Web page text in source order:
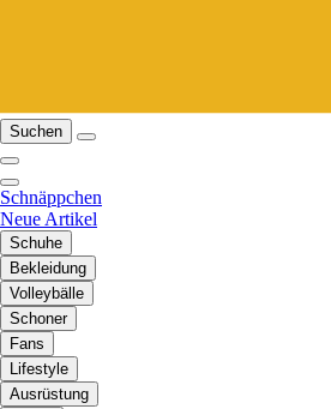
Suchen
Schnäppchen
Neue Artikel
Schuhe
Bekleidung
Volleybälle
Schoner
Fans
Lifestyle
Ausrüstung